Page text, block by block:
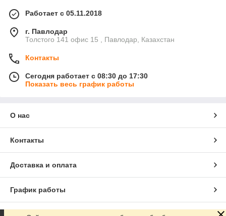
Работает с 05.11.2018
г. Павлодар
Толстого 141 офис 15 , Павлодар, Казахстан
Контакты
Сегодня работает с 08:30 до 17:30
Показать весь график работы
О нас
Контакты
Доставка и оплата
График работы